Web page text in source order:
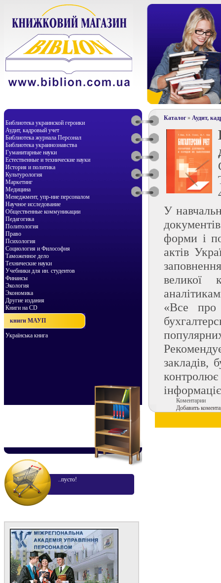
Библиотека украинской героики
Аудит, кадровый учет
Библиотека журнала Персонал
Библиотека украинознавства
Гуманитарные науки
Естественные и технические науки
История и политика
Культурология
Маркетинг
Медицина
Менеджмент, упр-ние персоналом
Научное исследование
Общественные коммуникации
Педагогика
Политология
Право
Психология
Социология и Философия
Таможенное дело
Технические науки
Учебники для ин. студентов
Финансы
Экология
Экономика
Другие издания
Книги на CD
книги МАУП
Українська книга
..пусто!
Каталог» Аудит,
У
форми і
актів
великої
«Все про
закладів,
Коментарии
Добавить